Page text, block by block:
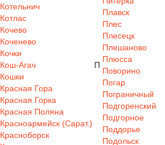
Котельнич
Котлас
Кочево
Коченево
Кочки
Кош-Агач
Кошки
Красная Гора
Красная Горка
Красная Поляна
Красноармейск (Сарат.)
Красноборск
П
Плавск
Плес
Плесецк
Плешаново
Плюсса
Поворино
Погар
Пограничный
Подгоренский
Подгорное
Поддорье
Подольск